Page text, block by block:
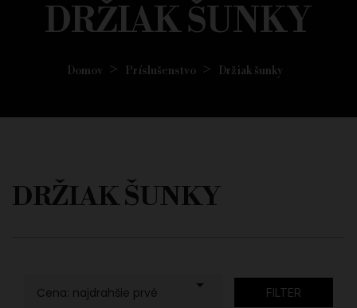
DRŽIAK ŠUNKY
Domov Príslušenstvo Držiak šunky
DRŽIAK ŠUNKY
Cena: najdrahšie prvé  FILTER